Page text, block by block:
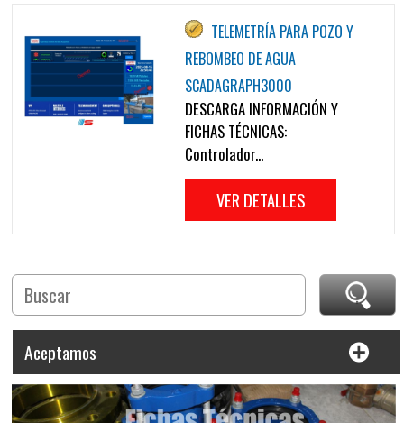
TELEMETRÍA PARA POZO Y
REBOMBEO DE AGUA
SCADAGRAPH3000
DESCARGA INFORMACIÓN Y
FICHAS TÉCNICAS:
Controlador...
VER DETALLES
Aceptamos